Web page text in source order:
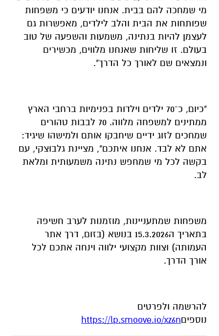
מי שמחכה להם בבית. אנחנו יודעים כי משפחות
שפותחות את הבית והלב לילדים, מאפשרות גם
לעצמן להיות בנתינה, משמעות והשפעה של טוב
בעולם. זו שליחות שאנחנו מלווים, מכשירים
ונמצאים שם לאורך כל הדרך".
"כיום, כ־70 ילדים וילדות בפנימיות ברחבי הארץ
ממתינים למשפחה מלווה. 70 לבבות טהורים
שמחכים לזוג ידיים שיחבקו אותם ולמישהו שיגיד:
אתם לא לבד. אנחנו איתכם", מציינת גלבוצקי, עם
בקשה לכל מי שמחפש נתינה משמעותית ומלאת
לב.
משפחות שמתעניינות, מוזמנות לערב חשיפה
בתאריך ה15.3.2026 בנושא (בזום, דרך אתר
העמותה) וצוות מקצועי ילווה וינחה אתכם לכל
אורך הדרך.
להרשמה ולפרטים
נוספיםhttps://lp.smoove.io/xz6n